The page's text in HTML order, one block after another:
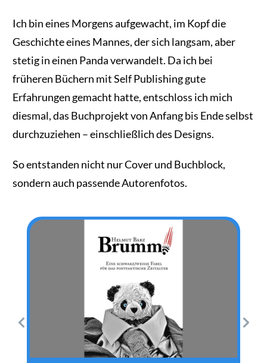
Ich bin eines Morgens aufgewacht, im Kopf die
Geschichte eines Mannes, der sich langsam, aber
stetig in einen Panda verwandelt. Da ich bei
früheren Büchern mit Self Publishing gute
Erfahrungen gemacht hatte, entschloss ich mich
diesmal, das Buchprojekt von Anfang bis Ende selbst
durchzuziehen – einschließlich des Designs.
So entstanden nicht nur Cover und Buchblock,
sondern auch passende Autorenfotos.